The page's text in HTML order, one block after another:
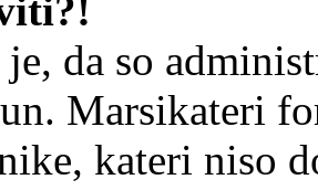
da so
Marsikateri
kateri niso